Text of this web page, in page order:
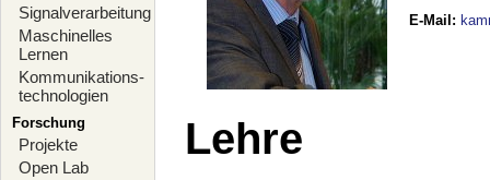
Signalverarbeitung
Maschinelles
Lernen
Kommunikations-
technologien
Forschung
Projekte
Open Lab
E-Mail :
Lehre